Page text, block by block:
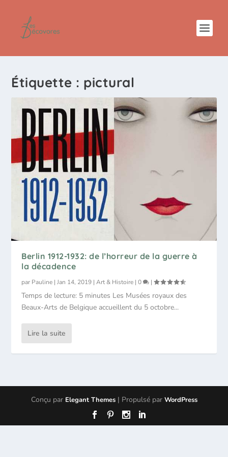
Étiquette : pictural
Berlin 1912-1932: de l’horreur de la guerre à
la décadence
par Pauline |Jan 14, 2019 |Art & Histoire |0 |
Temps de lecture: 5 minutes Les Musées royaux des
Beaux-Arts de Belgique accueillent du 5 octobre...
Lire la suite
Conçu par Elegant Themes| Propulsé par WordPress